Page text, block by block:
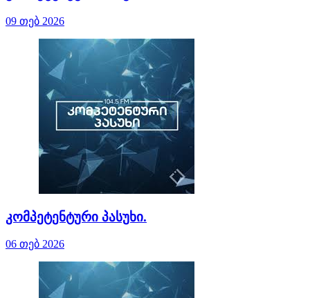
09 თებ 2026
კომპეტენტური პასუხი.
06 თებ 2026